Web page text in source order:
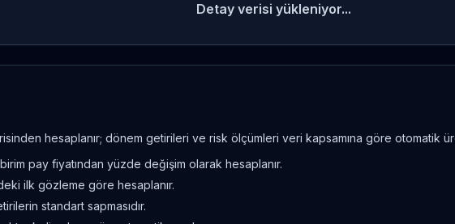
Detay verisi yükleniyor...
hesaplanır; dönem getirileri ve risk ölçümleri veri kapsamına göre otomatik
pay fiyatından yüzde değişim olarak hesaplanır.
ilk gözleme göre hesaplanır.
standart sapmasıdır.